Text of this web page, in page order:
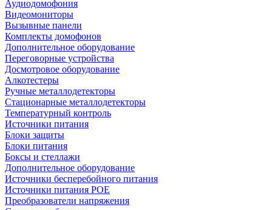
Аудиодомофония
Видеомониторы
Вызывные панели
Комплекты домофонов
Дополнительное оборудование
Переговорные устройства
Досмотровое оборудование
Алкотестеры
Ручные металлодетекторы
Стационарные металлодетекторы
Температурный контроль
Источники питания
Блоки защиты
Блоки питания
Боксы и стеллажи
Дополнительное оборудование
Источники бесперебойного питания
Источники питания POE
Преобразователи напряжения